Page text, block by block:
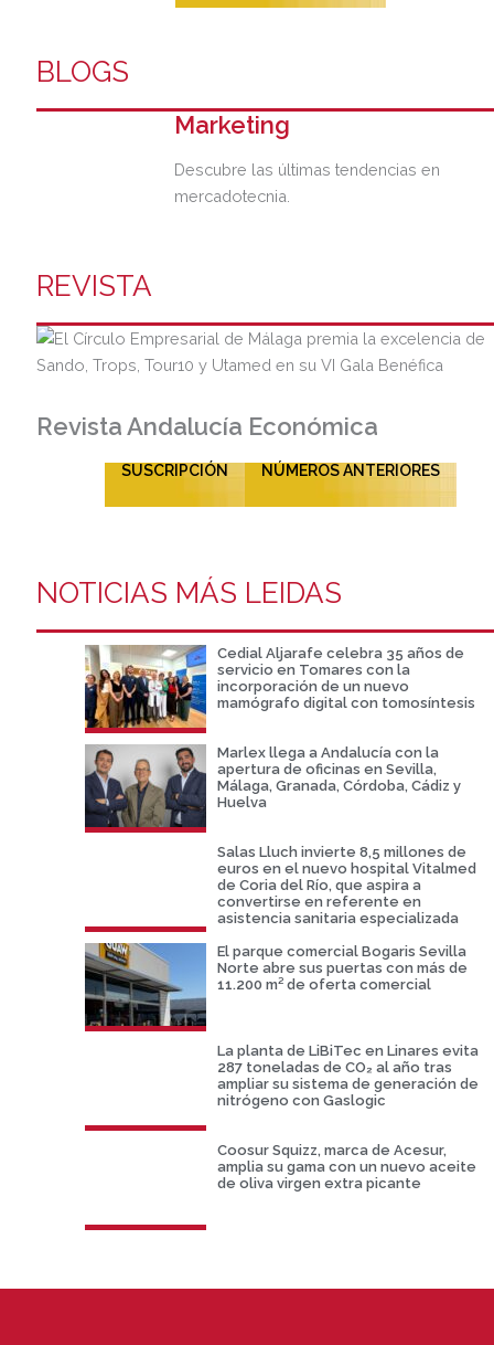
BLOGS
Marketing
Descubre las últimas tendencias en
mercadotecnia.
REVISTA
Revista Andalucía Económica
SUSCRIPCIÓN NÚMEROS ANTERIORES
NOTICIAS MÁS LEIDAS
Cedial Aljarafe celebra 35 años de
servicio en Tomares con la
incorporación de un nuevo
mamógrafo digital con tomosíntesis
Marlex llega a Andalucía con la
apertura de oficinas en Sevilla,
Málaga, Granada, Córdoba, Cádiz y
Huelva
Salas Lluch invierte 8,5 millones de
euros en el nuevo hospital Vitalmed
de Coria del Río, que aspira a
convertirse en referente en
asistencia sanitaria especializada
El parque comercial Bogaris Sevilla
Norte abre sus puertas con más de
11.200 m² de oferta comercial
La planta de LiBiTec en Linares evita
287 toneladas de CO₂ al año tras
ampliar su sistema de generación de
nitrógeno con Gaslogic
Coosur Squizz, marca de Acesur,
amplia su gama con un nuevo aceite
de oliva virgen extra picante